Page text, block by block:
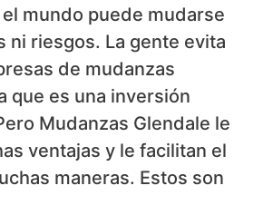
mundo puede mudarse
ni riesgos. La gente evita
de mudanzas
que es una inversión
Mudanzas Glendale le
ventajas y le facilitan el
maneras. Estos son